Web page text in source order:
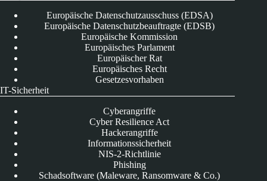
Europäische Datenschutzausschuss (EDSA)
Europäische Datenschutzbeauftragte (EDSB)
Europäische Kommission
Europäisches Parlament
Europäischer Rat
Europäisches Recht
Gesetzesvorhaben
IT-Sicherheit
Cyberangriffe
Cyber Resilience Act
Hackerangriffe
Informationssicherheit
NIS-2-Richtlinie
Phishing
Schadsoftware (Maleware, Ransomware & Co.)